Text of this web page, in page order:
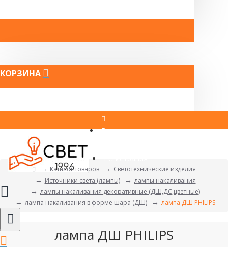
КОРЗИНА
Вход
Каталог товаров
Светотехнические изделия
Источники света (лампы)
лампы накаливания
лампы накаливания декоративные (ДШ,ДС,цветные)
лампа накаливания в форме шара (ДШ)
лампа ДШ PHILIPS
лампа ДШ PHILIPS